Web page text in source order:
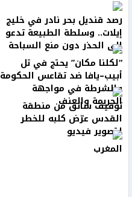
رصد قنديل بحر نادر في خليج
إيلات.. وسلطة الطبيعة تدعو
إلى الحذر دون منع السباحة
“لكلنا مكان” يحتج في تل
أبيب–يافا ضد تقاعس الحكومة
والشرطة في مواجهة
الجريمة والعنف
توقيف سائق من منطقة
القدس عرّض كلبه للخطر
لتصوير فيديو
المغرب